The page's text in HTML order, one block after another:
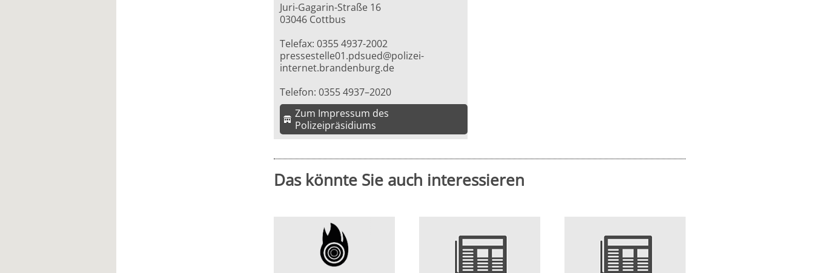
Juri-Gagarin-Straße 16
03046 Cottbus
Telefax: 0355 4937-2002
pressestelle01.pdsued@polizei-
internet.brandenburg.de
Telefon: 0355 4937–2020
Zum Impressum des
Polizeipräsidiums
Das könnte Sie auch interessieren